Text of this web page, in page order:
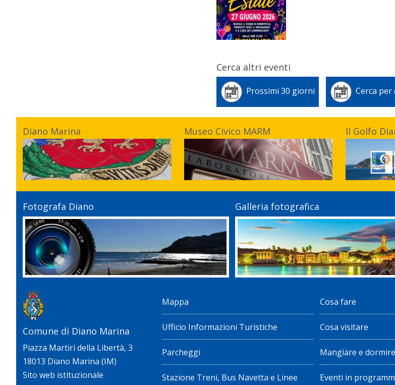
Cerca altri eventi
Prossimi 30 giorni Cerca per
Diano Marina Museo Civico MARM Il Golfo
Fotografa Diano Galleria fotografica
Comune di Diano Marina
Piazza Martiri della Libertà, 3
18013 Diano Marina (IM)
Sito web istituzionale
Mappa
Ufficio Informazioni Turistiche
Parcheggi
Stazione Treni, Bus Navetta e Linee
Cosa fare
Cosa visitare
Mangiare e dormire
Eventi in